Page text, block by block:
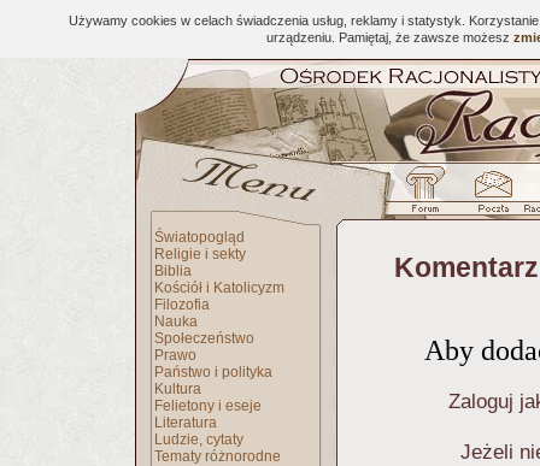
Używamy cookies w celach świadczenia usług, reklamy i statystyk.
urządzeniu. Pamiętaj, że zawsze możesz
Światopogląd
Religie i sekty
Biblia
Kościół i Katolicyzm
Filozofia
Nauka
Społeczeństwo
Prawo
Państwo i polityka
Kultura
Felietony i eseje
Literatura
Ludzie, cytaty
Tematy różnorodne
Aby
Zaloguj
Jeżeli